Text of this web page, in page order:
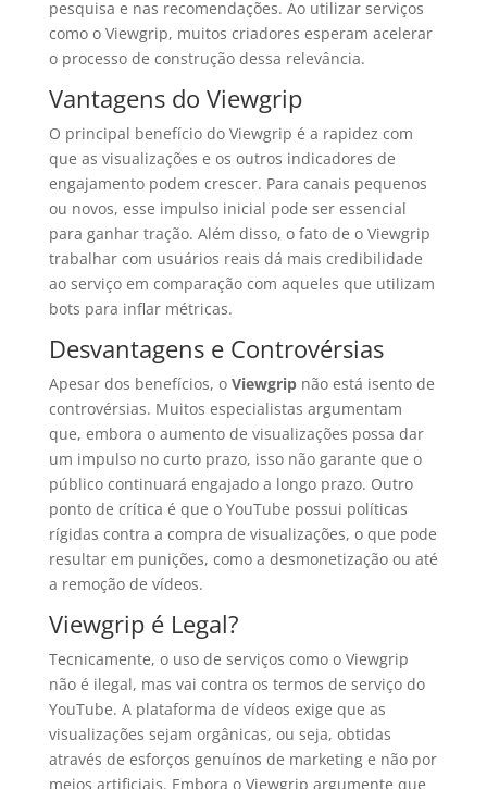
pesquisa e nas recomendações. Ao utilizar serviços
como o Viewgrip, muitos criadores esperam acelerar
o processo de construção dessa relevância.
Vantagens do Viewgrip
O principal benefício do Viewgrip é a rapidez com
que as visualizações e os outros indicadores de
engajamento podem crescer. Para canais pequenos
ou novos, esse impulso inicial pode ser essencial
para ganhar tração. Além disso, o fato de o Viewgrip
trabalhar com usuários reais dá mais credibilidade
ao serviço em comparação com aqueles que utilizam
bots para inflar métricas.
Desvantagens e Controvérsias
Apesar dos benefícios, o Viewgripnão está isento de
controvérsias. Muitos especialistas argumentam
que, embora o aumento de visualizações possa dar
um impulso no curto prazo, isso não garante que o
público continuará engajado a longo prazo. Outro
ponto de crítica é que o YouTube possui políticas
rígidas contra a compra de visualizações, o que pode
resultar em punições, como a desmonetização ou até
a remoção de vídeos.
Viewgrip é Legal?
Tecnicamente, o uso de serviços como o Viewgrip
não é ilegal, mas vai contra os termos de serviço do
YouTube. A plataforma de vídeos exige que as
visualizações sejam orgânicas, ou seja, obtidas
através de esforços genuínos de marketing e não por
meios artificiais. Embora o Viewgrip argumente que